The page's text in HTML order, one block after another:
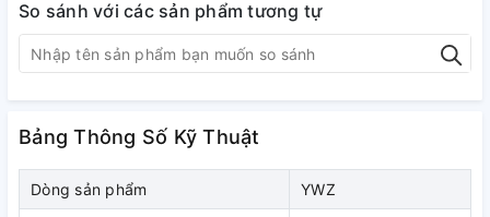
3.Phanh thủy lực YWZlà kiểu phanh thủy lực tang
trống.
5. Đường kính tang phanh từ: 100 – 800 mm.
6. Mo-men phanh trong khoảng từ: 40 – 12500 N.m.
So sánh với các sản phẩm tương tự
Bảng Thông Số Kỹ Thuật
Dòng sản phẩm YWZ